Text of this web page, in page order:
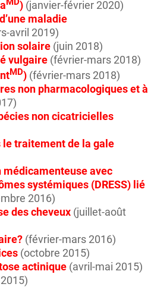
) (janvier-février 2020)
maladie
avril 2019)
solaire (juin 2018)
vulgaire (février-mars 2018)
MD) (février-mars 2018)
non pharmacologiques et à
non cicatricielles
le traitement de la gale
avec
systémiques (DRESS) lié
2016)
des cheveux (juillet-août
(février-mars 2016)
(octobre 2015)
actinique (avril-mai 2015)